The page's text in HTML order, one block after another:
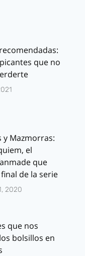
que no
y Mazmorras:
el
que
de la serie
2020
que nos
bolsillos en